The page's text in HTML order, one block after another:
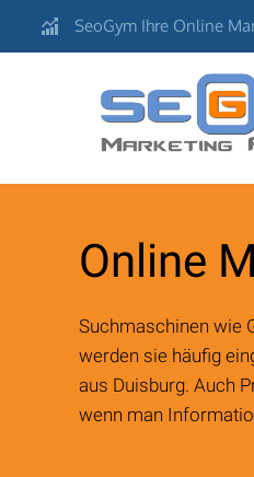
SeoGym Ihre Online
Berlin
Bonn
Bochum
Online
Suchmaschinen wie
werden sie häufig
aus Duisburg. Auch
wenn man